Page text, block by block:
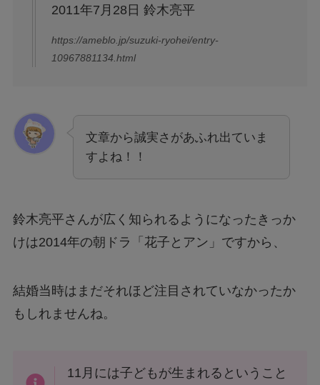
2011年7月28日 鈴木亮平
https://ameblo.jp/suzuki-ryohei/entry-
10967881134.html
文章から誠実さがあふれ出ていま
すよね！！
鈴木亮平さんが広く知られるようになったきっか
けは2014年の朝ドラ「花子とアン」ですから、
結婚当時はまだそれほど注目されていなかったか
もしれませんね。
11月には子どもが生まれるということ